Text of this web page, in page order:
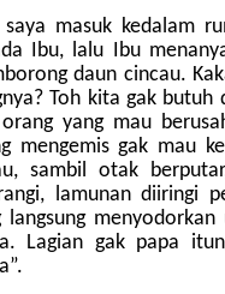
saya masuk kedalam
Ibu, lalu Ibu
daun cincau.
Toh kita gak butuh
yang mau
mengemis gak mau
sambil otak
lamunan diiringi
langsung
Lagian gak papa